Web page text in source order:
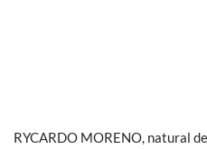
RYCARDO MORENO, natural